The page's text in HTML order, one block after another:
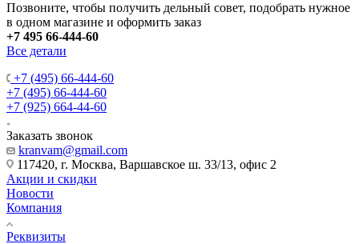
Позвоните, чтобы получить дельный совет, подобрать нужное
в одном магазине и оформить заказ
+7 495 66-444-60
Все детали
+7 (495) 66-444-60
+7 (495) 66-444-60
+7 (925) 664-44-60
Заказать звонок
kranvam@gmail.com
117420, г. Москва, Варшавское ш. 33/13, офис 2
Акции и скидки
Новости
Компания
Реквизиты